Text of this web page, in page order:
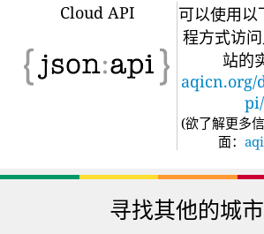
Cloud API
可以使用
程方式访
站的
aqicn.org/
(欲了解更多
面：
寻找其他的城市